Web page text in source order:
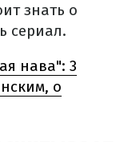
знать о
сериал.
нава": 3
о